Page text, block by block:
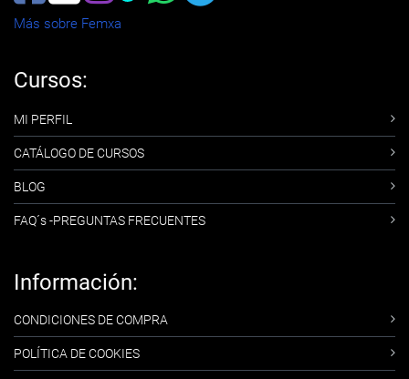
Más sobre Femxa
Cursos:
MI PERFIL
CATÁLOGO DE CURSOS
BLOG
FAQ´s -PREGUNTAS FRECUENTES
Información:
CONDICIONES DE COMPRA
POLÍTICA DE COOKIES